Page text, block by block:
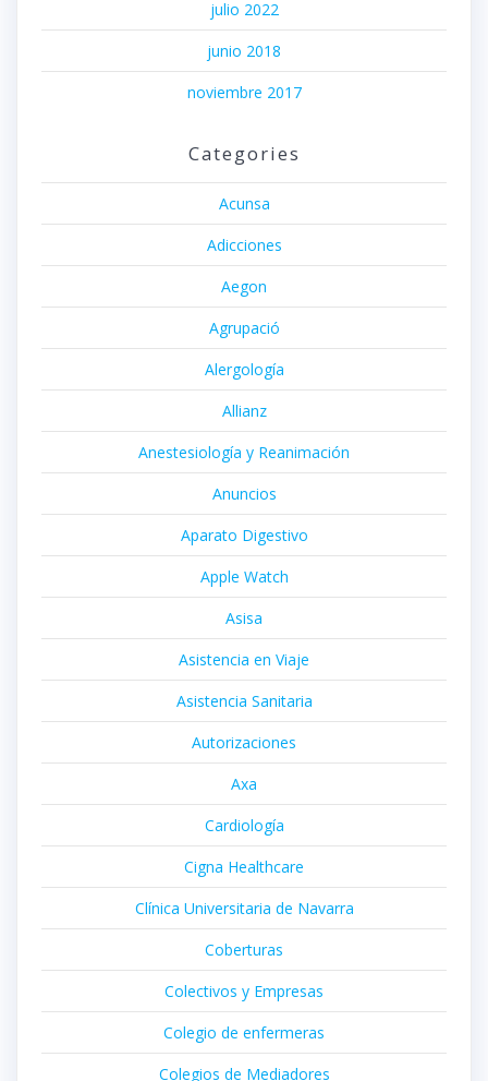
julio 2022
junio 2018
noviembre 2017
Categories
Acunsa
Adicciones
Aegon
Agrupació
Alergología
Allianz
Anestesiología y Reanimación
Anuncios
Aparato Digestivo
Apple Watch
Asisa
Asistencia en Viaje
Asistencia Sanitaria
Autorizaciones
Axa
Cardiología
Cigna Healthcare
Clínica Universitaria de Navarra
Coberturas
Colectivos y Empresas
Colegio de enfermeras
Colegios de Mediadores